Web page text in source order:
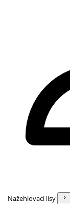
Nažehlovací lisy